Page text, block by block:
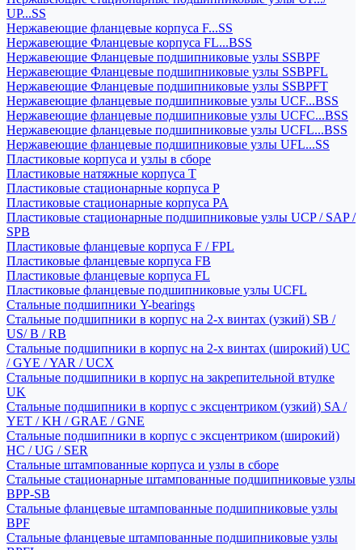
UP...SS
Нержавеющие фланцевые корпуса F...SS
Нержавеющие Фланцевые корпуса FL...BSS
Нержавеющие Фланцевые подшипниковые узлы SSBPF
Нержавеющие Фланцевые подшипниковые узлы SSBPFL
Нержавеющие Фланцевые подшипниковые узлы SSBPFT
Нержавеющие фланцевые подшипниковые узлы UCF...BSS
Нержавеющие фланцевые подшипниковые узлы UCFC...BSS
Нержавеющие фланцевые подшипниковые узлы UCFL...BSS
Нержавеющие фланцевые подшипниковые узлы UFL...SS
Пластиковые корпуса и узлы в сборе
Пластиковые натяжные корпуса T
Пластиковые стационарные корпуса P
Пластиковые стационарные корпуса PA
Пластиковые стационарные подшипниковые узлы UCP / SAP /
SPB
Пластиковые фланцевые корпуса F / FPL
Пластиковые фланцевые корпуса FB
Пластиковые фланцевые корпуса FL
Пластиковые фланцевые подшипниковые узлы UCFL
Стальные подшипники Y-bearings
Стальные подшипники в корпус на 2-х винтах (узкий) SB /
US/ B / RB
Стальные подшипники в корпус на 2-х винтах (широкий) UC
/ GYE / YAR / UCX
Стальные подшипники в корпус на закрепительной втулке
UK
Стальные подшипники в корпус с эксцентриком (узкий) SA /
YET / KH / GRAE / GNE
Стальные подшипники в корпус с эксцентриком (широкий)
HC / UG / SER
Стальные штампованные корпуса и узлы в сборе
Стальные стационарные штампованные подшипниковые узлы
BPP-SB
Стальные фланцевые штампованные подшипниковые узлы
BPF
Стальные фланцевые штампованные подшипниковые узлы